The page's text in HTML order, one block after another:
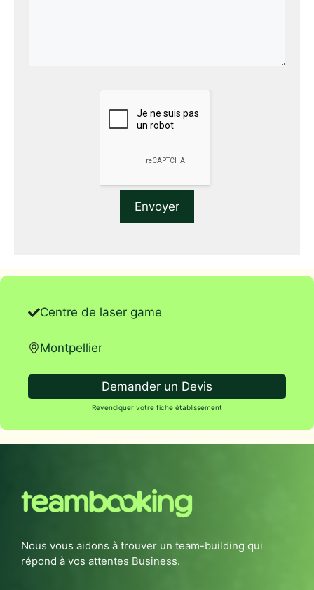
Centre de laser game
Montpellier
Demander un Devis
Revendiquer votre fiche établissement
Nous vous aidons à trouver un team-building qui
répond à vos attentes Business.